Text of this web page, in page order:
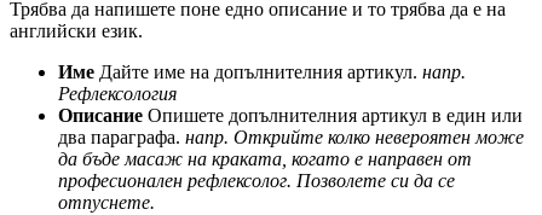
Трябва да напишете поне едно описание и то трябва да е на
английски език.
Име Дайте име на допълнителния артикул. напр.
Рефлексология
Описание Опишете допълнителния артикул в един или
два параграфа. напр. Открийте колко невероятен може
да бъде масаж на краката, когато е направен от
професионален рефлексолог. Позволете си да се
отпуснете.